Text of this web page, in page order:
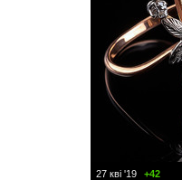
27 кві '19 +42